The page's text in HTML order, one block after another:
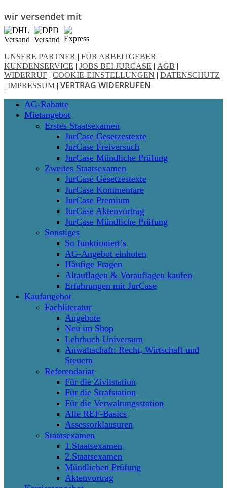
wir versendet mit
UNSERE PARTNER | FÜR ARBEITGEBER |
KUNDENSERVICE | JOBS BEI JURCASE | AGB |
WIDERRUF | COOKIE-EINSTELLUNGEN | DATENSCHUTZ
| IMPRESSUM | VERTRAG WIDERRUFEN
Close
AG-Rabatte
Mietangebot
Erstes Staatsexamen
JurCase Gesetzestexte
JurCase Freiversuch
JurCase Mündliche Prüfung
Zweites Staatsexamen
JurCase Gesetzestexte
JurCase Kommentare
JurCase Premium
JurCase Aktenvortrag
JurCase Mündliche Prüfung
Sonstiges
So funktioniert’s
AG-Angebot einholen
Häufige Fragen
Altauflagen & Vorauflagen kaufen
Erfahrungen mit JurCase
Kaufangebot
Fachliteratur
Angebote
Neu im Shop
Lehrbuch Universum
Anwaltschaft: Recht, Wirtschaft und
Steuern
Referendariat
Für die Zivilstation
Für die Strafstation
Für die Verwaltungsstation
Alle REF-Basics
Assessorklausuren
Staatsexamen
1.Staatsexamen
2.Staatsexamen
Mündlichen Prüfung
Aktenvortrag